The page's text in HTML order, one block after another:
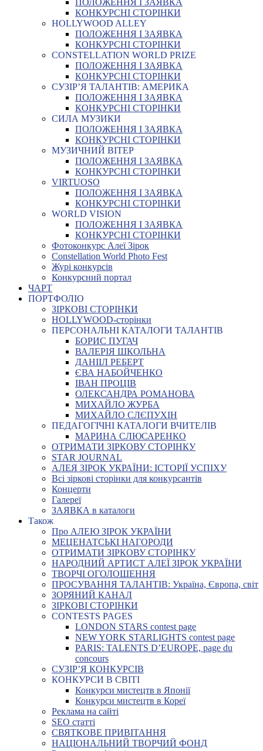
ПОЛОЖЕННЯ І ЗАЯВКА
КОНКУРСНІ СТОРІНКИ
HOLLYWOOD ALLEY
ПОЛОЖЕННЯ І ЗАЯВКА
КОНКУРСНІ СТОРІНКИ
CONSTELLATION WORLD PRIZE
ПОЛОЖЕННЯ І ЗАЯВКА
КОНКУРСНІ СТОРІНКИ
СУЗІР’Я ТАЛАНТІВ: АМЕРИКА
ПОЛОЖЕННЯ І ЗАЯВКА
КОНКУРСНІ СТОРІНКИ
СИЛА МУЗИКИ
ПОЛОЖЕННЯ І ЗАЯВКА
КОНКУРСНІ СТОРІНКИ
МУЗИЧНИЙ ВІТЕР
ПОЛОЖЕННЯ І ЗАЯВКА
КОНКУРСНІ СТОРІНКИ
VIRTUOSO
ПОЛОЖЕННЯ І ЗАЯВКА
КОНКУРСНІ СТОРІНКИ
WORLD VISION
ПОЛОЖЕННЯ І ЗАЯВКА
КОНКУРСНІ СТОРІНКИ
Фотоконкурс Алеї Зірок
Constellation World Photo Fest
Журі конкурсів
Конкурсний портал
ЧАРТ
ПОРТФОЛІО
ЗІРКОВІ СТОРІНКИ
HOLLYWOOD-сторінки
ПЕРСОНАЛЬНІ КАТАЛОГИ ТАЛАНТІВ
БОРИС ПУГАЧ
ВАЛЕРІЯ ШКОЛЬНА
ДАНІІЛ РЕБЕРТ
ЄВА НАБОЙЧЕНКО
ІВАН ПРОЦІВ
ОЛЕКСАНДРА РОМАНОВА
МИХАЙЛО ЖУРБА
МИХАЙЛО СЛЄПУХІН
ПЕДАГОГІЧНІ КАТАЛОГИ ВЧИТЕЛІВ
МАРИНА СЛЮСАРЕНКО
ОТРИМАТИ ЗІРКОВУ СТОРІНКУ
STAR JOURNAL
АЛЕЯ ЗІРОК УКРАЇНИ: ІСТОРІЇ УСПІХУ
Всі зіркові сторінки для конкурсантів
Концерти
Галереї
ЗАЯВКА в каталоги
Також
Про АЛЕЮ ЗІРОК УКРАЇНИ
МЕЦЕНАТСЬКІ НАГОРОДИ
ОТРИМАТИ ЗІРКОВУ СТОРІНКУ
НАРОДНИЙ АРТИСТ АЛЕЇ ЗІРОК УКРАЇНИ
ТВОРЧІ ОГОЛОШЕННЯ
ПРОСУВАННЯ ТАЛАНТІВ: Україна, Європа, світ
ЗОРЯНИЙ КАНАЛ
ЗІРКОВІ СТОРІНКИ
CONTESTS PAGES
LONDON STARS contest page
NEW YORK STARLIGHTS contest page
PARIS: TALENTS D’EUROPE, page du
concours
СУЗІР’Я КОНКУРСІВ
КОНКУРСИ В СВІТІ
Конкурси мистецтв в Японії
Конкурси мистецтв в Кореї
Реклама на сайті
SEO статті
СВЯТКОВЕ ПРИВІТАННЯ
НАЦІОНАЛЬНИЙ ТВОРЧИЙ ФОНД